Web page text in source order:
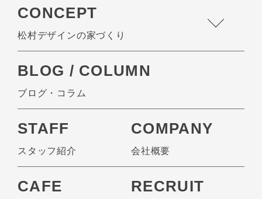
CONCEPT
松村デザインの家づくり
BLOG / COLUMN
ブログ・コラム
STAFF
スタッフ紹介
COMPANY
会社概要
CAFE RECRUIT